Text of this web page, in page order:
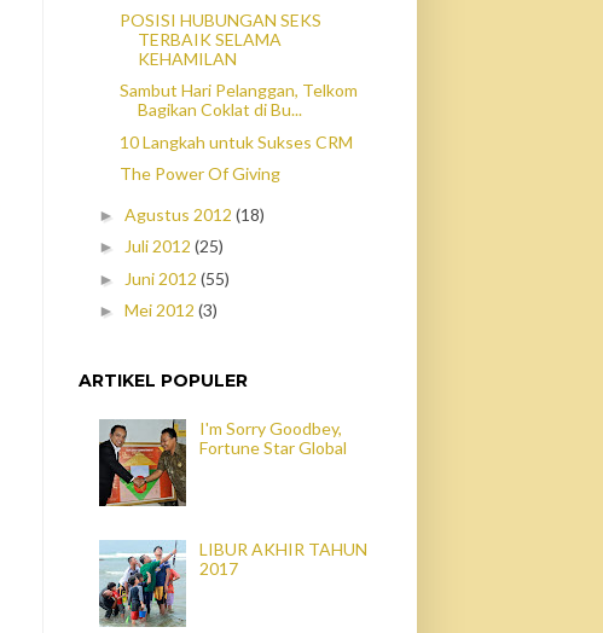
POSISI HUBUNGAN SEKS
TERBAIK SELAMA
KEHAMILAN
Sambut Hari Pelanggan, Telkom
Bagikan Coklat di Bu...
10 Langkah untuk Sukses CRM
The Power Of Giving
►Agustus 2012(18)
► Juli 2012(25)
► Juni 2012(55)
►Mei 2012(3)
ARTIKEL POPULER
I'm Sorry Goodbey,
Fortune Star Global
LIBUR AKHIR TAHUN
2017